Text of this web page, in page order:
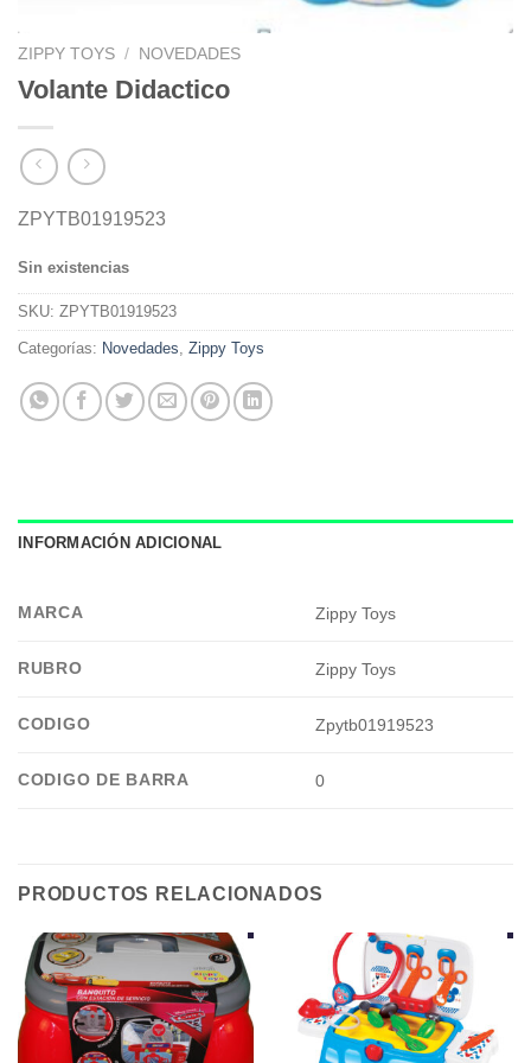
ZIPPY TOYS / NOVEDADES
Volante Didactico
ZPYTB01919523
Sin existencias
SKU: ZPYTB01919523
Categorías: Novedades Zippy Toys
INFORMACIÓN ADICIONAL
MARCA Zippy Toys
RUBRO Zippy Toys
CODIGO Zpytb01919523
CODIGO DE BARRA 0
PRODUCTOS RELACIONADOS